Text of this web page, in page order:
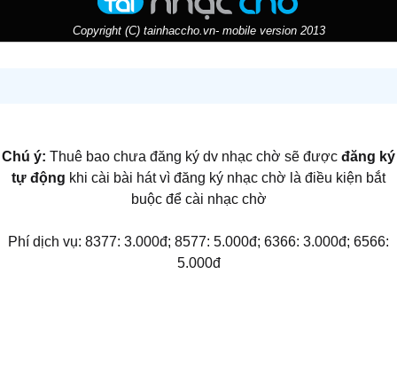
Copyright (C) tainhaccho.vn- mobile version 2013
Chú ý: Thuê bao chưa đăng ký dv nhạc chờ sẽ được đăng ký
tự động khi cài bài hát vì đăng ký nhạc chờ là điều kiện bắt
buộc để cài nhạc chờ
Phí dịch vụ: 8377: 3.000đ; 8577: 5.000đ; 6366: 3.000đ; 6566:
5.000đ